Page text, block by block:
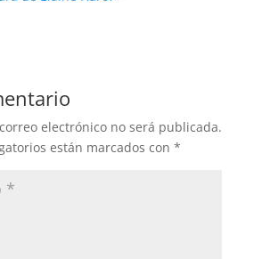
electrónico no será publicada.
están marcados con *